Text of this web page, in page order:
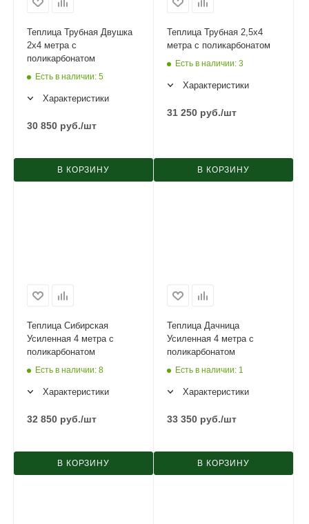
Теплица Трубная Двушка
2х4 метра с
поликарбонатом
Есть в наличии: 5
Характеристики
30 850 руб./шт
В КОРЗИНУ
Теплица Трубная 2,5х4
метра с поликарбонатом
Есть в наличии: 3
Характеристики
31 250 руб./шт
В КОРЗИНУ
Теплица Сибирская
Усиленная 4 метра с
поликарбонатом
Есть в наличии: 8
Характеристики
32 850 руб./шт
В КОРЗИНУ
Теплица Дачница
Усиленная 4 метра с
поликарбонатом
Есть в наличии: 1
Характеристики
33 350 руб./шт
В КОРЗИНУ